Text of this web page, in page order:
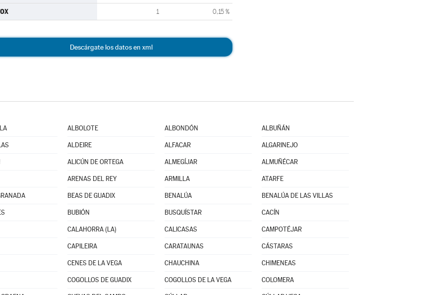
1 0,15 %
Descárgate los datos en xml
ALBOLOTE ALBONDÓN ALBUÑÁN
ALDEIRE ALFACAR ALGARINEJO
ALICÚN DE ORTEGA ALMEGÍJAR ALMUÑÉCAR
ARENAS DEL REY ARMILLA ATARFE
BEAS DE GUADIX BENALÚA BENALÚA DE LAS VILLAS
BUBIÓN BUSQUÍSTAR CACÍN
CALAHORRA (LA) CALICASAS CAMPOTÉJAR
CAPILEIRA CARATAUNAS CÁSTARAS
CENES DE LA VEGA CHAUCHINA CHIMENEAS
COGOLLOS DE GUADIX COGOLLOS DE LA VEGA COLOMERA